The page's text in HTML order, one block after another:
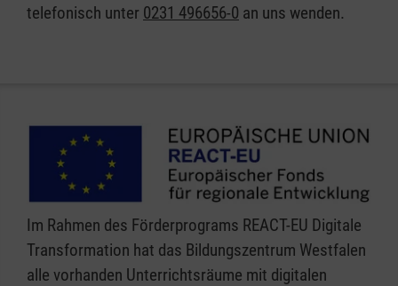
telefonisch unter 0231 496656-0 an uns wenden.
Im Rahmen des Förderprograms REACT-EU Digitale
Transformation hat das Bildungszentrum Westfalen
alle vorhanden Unterrichtsräume mit digitalen